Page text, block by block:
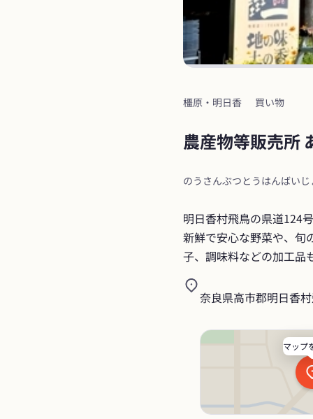
橿原・明日香 買い物
農産物等販売所
のうさんぶつとうはんばい
明日香村飛鳥の県道124
新鮮で安心な野菜や、旬
子、調味料などの加工品
奈良県高市郡明日香
マップ